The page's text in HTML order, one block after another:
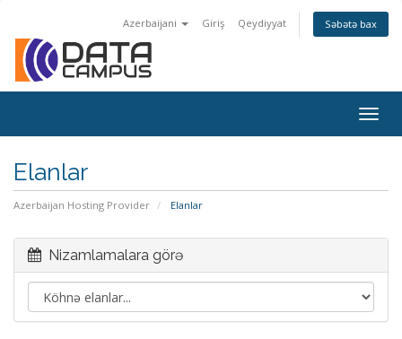
Azerbaijani Giriş Qeydiyyat Səbətə bax
Elanlar
Azerbaijan Hosting Provider Elanlar
Nizamlamalara görə